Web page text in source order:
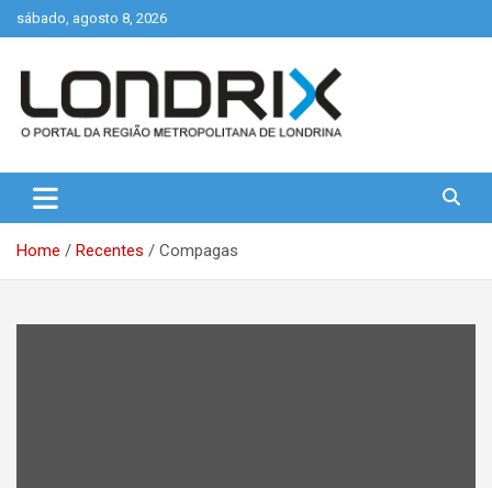
Skip
to
sábado, agosto 8, 2026
Londrix
Home Recentes Compagas